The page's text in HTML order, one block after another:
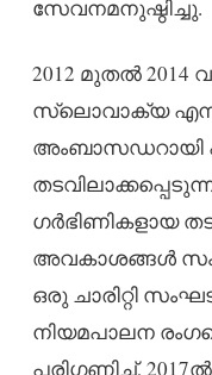
സേവനമനുഷ്ഠിച്ചു.
2012 മുതൽ
സ്ലൊവാക്യ
അംബാസഡറായി
ഗർഭിണികളായ
അവകാശങ്ങൾ
ഒരു ചാരിറ്റി
നിയമപാലന
പരിഗണിച്ച്,